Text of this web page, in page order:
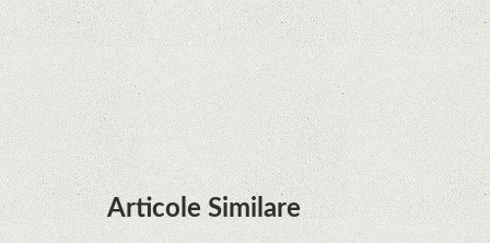
Huawei P50 primeşte o posibilă dată de lansare
şi e mai curând decât credeam; Are cameră
telephoto cu zoom optic variabil
Articole Similare